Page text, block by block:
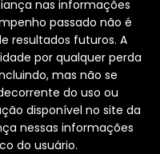
nas informações
passado não é
resultados futuros. A
por qualquer perda
mas não se
do uso ou
disponível no site da
nessas informações
do usuário.